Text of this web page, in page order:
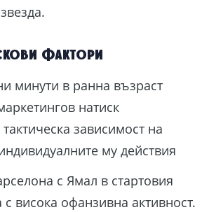
фактори
минути в ранна възраст
натиск
зависимост на
му действия
с Ямал в стартовия
с висока офанзивна активност.